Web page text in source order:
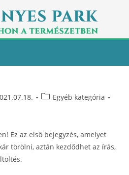
Egyéb kategória
Ez az első bejegyzés, amelyet
törölni, aztán kezdődhet az írás,